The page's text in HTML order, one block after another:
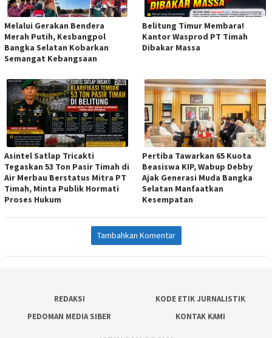
Melalui Gerakan Bendera
Merah Putih, Kesbangpol
Bangka Selatan Kobarkan
Semangat Kebangsaan
Belitung Timur Membara!
Kantor Wasprod PT Timah
Dibakar Massa
Asintel Satlap Tricakti
Tegaskan 53 Ton Pasir Timah di
Air Merbau Berstatus Mitra PT
Timah, Minta Publik Hormati
Proses Hukum
Pertiba Tawarkan 65 Kuota
Beasiswa KIP, Wabup Debby
Ajak Generasi Muda Bangka
Selatan Manfaatkan
Kesempatan
Tambahkan Komentar
REDAKSI
KODE ETIK JURNALISTIK
PEDOMAN MEDIA SIBER
KONTAK KAMI